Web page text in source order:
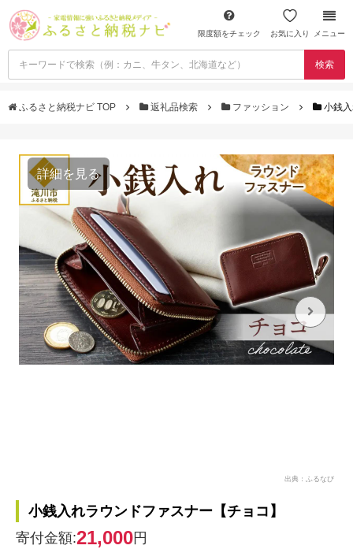
限度額をチェック お気に入り メニュー
検索
ふるさと納税ナビ TOP 返礼品検索 ファッション 小銭
詳細を見る
出典：ふるなび
小銭入れラウンドファスナー【チョコ】
寄付金額:21,000円